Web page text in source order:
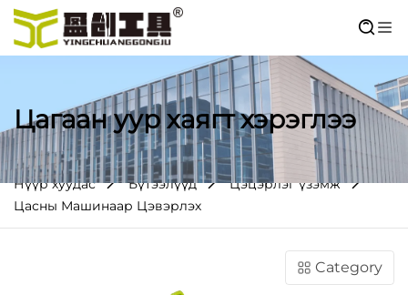
Цагаан уур хаягт хэрэглээ
Нүүр хуудас Бүтээлүүд
Цэцэрлэг үзэмж
Цасны Машинаар Цэвэрлэх
Category